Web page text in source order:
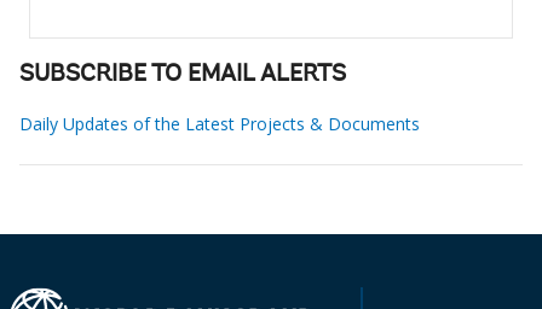
SUBSCRIBE TO EMAIL ALERTS
Daily Updates of the Latest Projects & Documents